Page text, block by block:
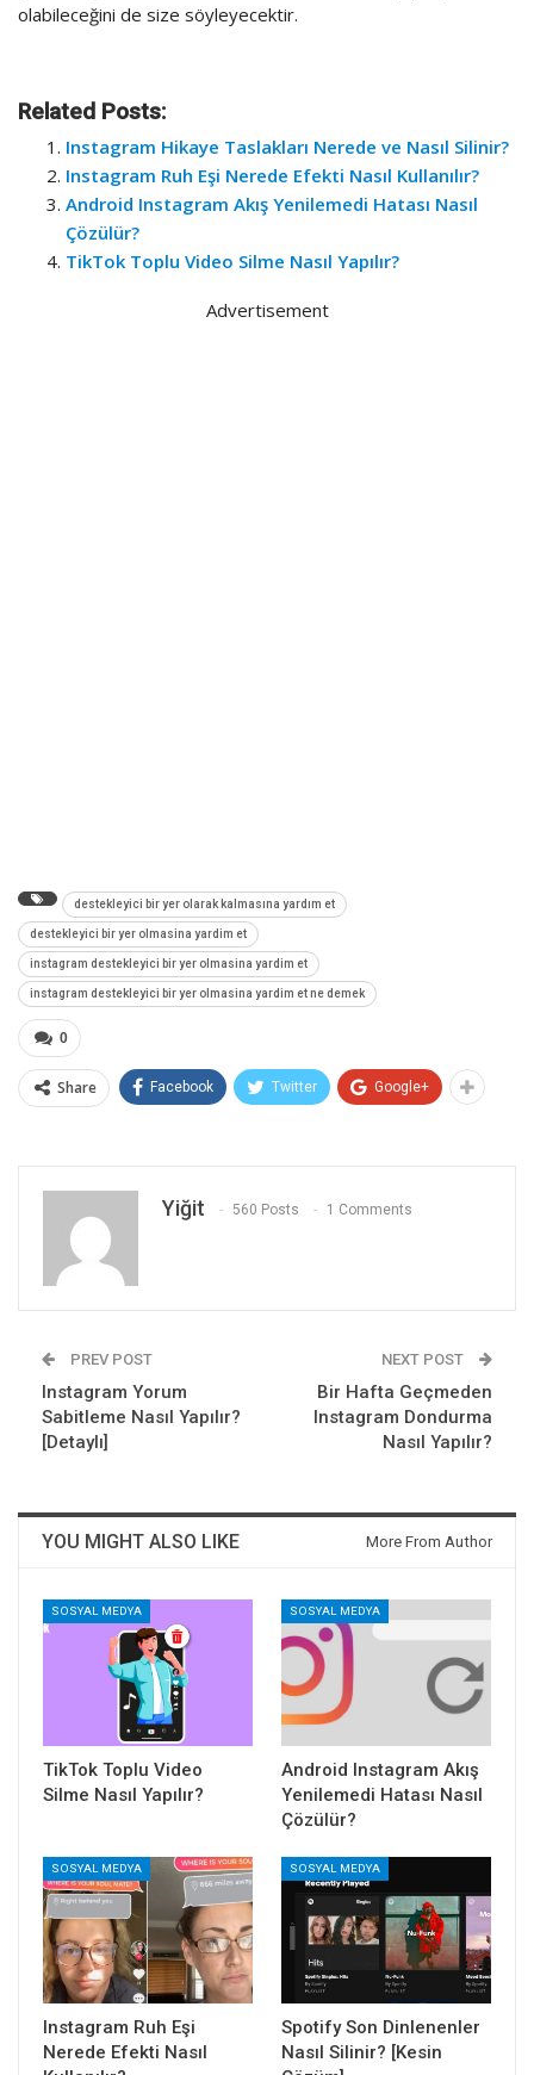
olabileceğini de size söyleyecektir.
Related Posts:
Instagram Hikaye Taslakları Nerede ve Nasıl Silinir?
Instagram Ruh Eşi Nerede Efekti Nasıl Kullanılır?
Android Instagram Akış Yenilemedi Hatası Nasıl
Çözülür?
TikTok Toplu Video Silme Nasıl Yapılır?
Advertisement
destekleyici bir yer olarak kalmasına yardım et
destekleyici bir yer olmasina yardim et
instagram destekleyici bir yer olmasina yardim et
instagram destekleyici bir yer olmasina yardim et ne demek
0
Share Facebook Twitter Google+
Yiğit 560 Posts 1 Comments
PREV POST
Instagram Yorum
Sabitleme Nasıl Yapılır?
[Detaylı]
NEXT POST
Bir Hafta Geçmeden
Instagram Dondurma
Nasıl Yapılır?
YOU MIGHT ALSO LIKE More From Author
SOSYAL MEDYA
TikTok Toplu Video
Silme Nasıl Yapılır?
SOSYAL MEDYA
Android Instagram Akış
Yenilemedi Hatası Nasıl
Çözülür?
SOSYAL MEDYA
Instagram Ruh Eşi
Nerede Efekti Nasıl
SOSYAL MEDYA
Spotify Son Dinlenenler
Nasıl Silinir? [Kesin